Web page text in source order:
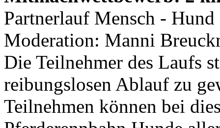
Partnerlauf Mensch - Hund
Moderation: Manni
Die Teilnehmer des Laufs
reibungslosen Ablauf
Teilnehmen können bei